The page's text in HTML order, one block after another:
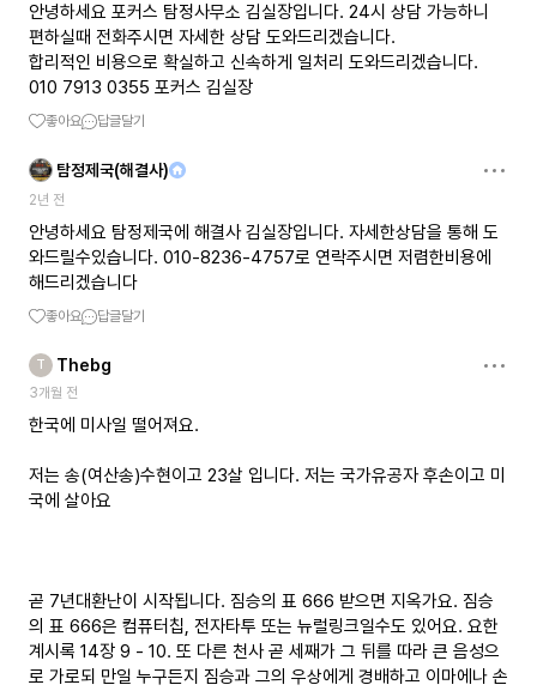
안녕하세요 포커스 탐정사무소 김실장입니다. 24시 상담 가능하니
편하실때 전화주시면 자세한 상담 도와드리겠습니다.
합리적인 비용으로 확실하고 신속하게 일처리 도와드리겠습니다.
010 7913 0355 포커스 김실장
좋아요 답글달기
탐정제국(해결사)
2년 전
안녕하세요 탐정제국에 해결사 김실장입니다. 자세한상담을 통해 도
와드릴수있습니다. 010-8236-4757로 연락주시면 저렴한비용에
해드리겠습니다
좋아요 답글달기
T Thebg
3개월 전
한국에 미사일 떨어져요.
저는 송(여산송)수현이고 23살 입니다. 저는 국가유공자 후손이고 미
국에 살아요
곧 7년대환난이 시작됩니다. 짐승의 표 666 받으면 지옥가요. 짐승
의 표 666은 컴퓨터칩, 전자타투 또는 뉴럴링크일수도 있어요. 요한
계시록 14장 9 - 10. 또 다른 천사 곧 세째가 그 뒤를 따라 큰 음성으
로 가로되 만일 누구든지 짐승과 그의 우상에게 경배하고 이마에나 손